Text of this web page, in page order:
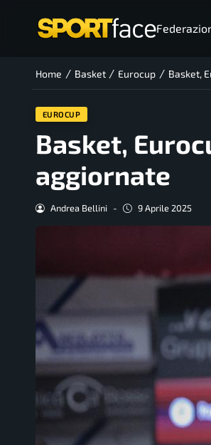
Home / Basket / Eurocup / Basket,
EUROCUP
Basket,
aggiornate
Andrea Bellini - 9 Aprile 2025